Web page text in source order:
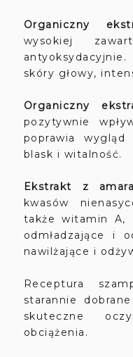
Organiczny
wysokiej
skóry głowy,
Organiczny
pozytywnie
poprawia wygląd
blask i witalność.
Ekstrakt z
kwasów
także witamin A,
odmładzające i
nawilżające i
Receptura
starannie
skuteczne
obciążenia.